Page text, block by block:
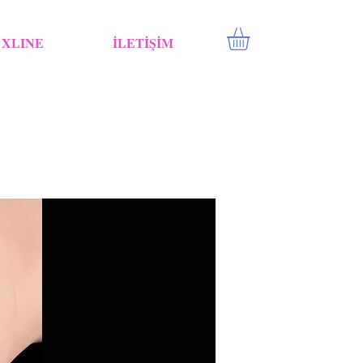
XLINE İLETİŞİM